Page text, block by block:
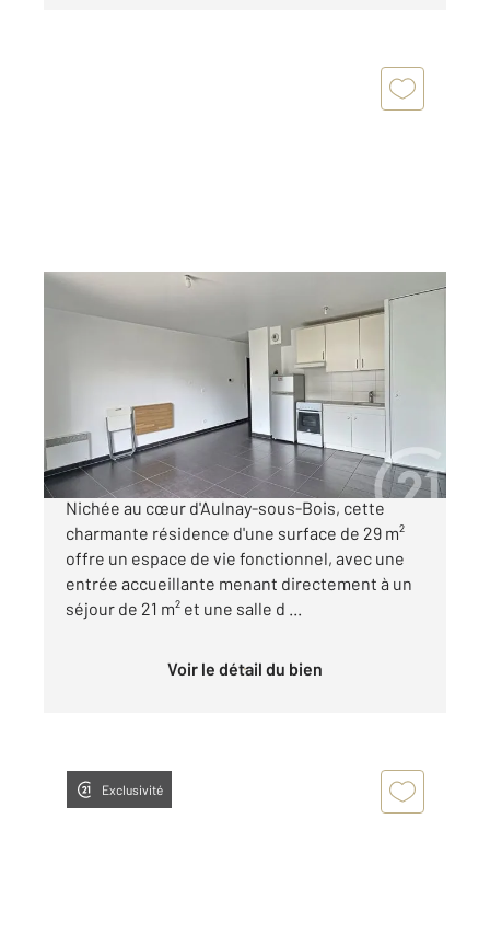
AULNAY SOUS BOIS 93
28,70 m , 1 pièce
Appartement F1 à vendre
167 000 €
AULNAY-SOUS-BOIS CENTRE GARE SUD
Nichée au cœur d'Aulnay-sous-Bois, cette
charmante résidence d'une surface de 29 m²
offre un espace de vie fonctionnel, avec une
entrée accueillante menant directement à un
séjour de 21 m² et une salle d ...
Voir le détail du bien
Exclusivité